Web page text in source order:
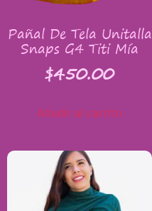
Pañal De Tela Unitalla
Snaps G4 Titi Mía
$450.00
Añadir al carrito